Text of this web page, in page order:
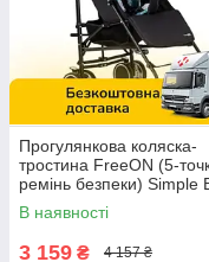
Прогулянкова коляска-
тростина FreeON (5-
ремінь безпеки) Simple
Blue 8556 Чорно-
В наявності
3 159 ₴ 4 157 ₴